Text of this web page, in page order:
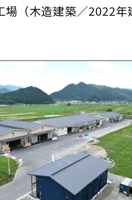
場（木造建築／2022年